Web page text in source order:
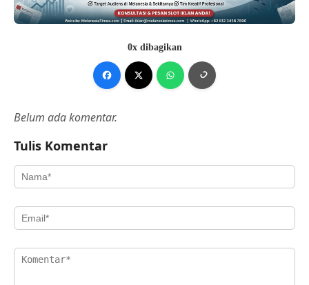
0x dibagikan
Belum ada komentar.
Tulis Komentar